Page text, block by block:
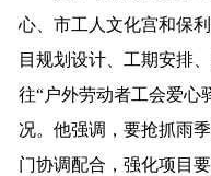
心、市工人文化宫和保
目规划设计、工期安排
往“户外劳动者工会爱心
况。他强调，要抢抓雨
门协调配合，强化项目